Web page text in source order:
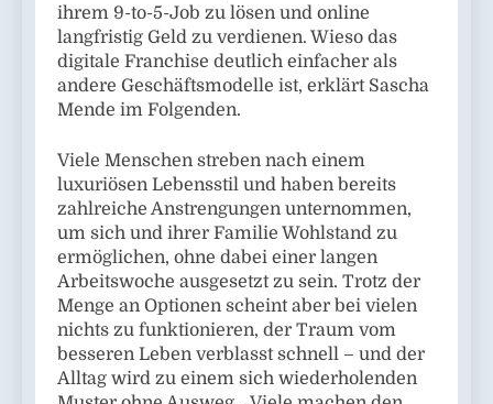
ihrem 9-to-5-Job zu lösen und online
langfristig Geld zu verdienen. Wieso das
digitale Franchise deutlich einfacher als
andere Geschäftsmodelle ist, erklärt Sascha
Mende im Folgenden.
Viele Menschen streben nach einem
luxuriösen Lebensstil und haben bereits
zahlreiche Anstrengungen unternommen,
um sich und ihrer Familie Wohlstand zu
ermöglichen, ohne dabei einer langen
Arbeitswoche ausgesetzt zu sein. Trotz der
Menge an Optionen scheint aber bei vielen
nichts zu funktionieren, der Traum vom
besseren Leben verblasst schnell – und der
Alltag wird zu einem sich wiederholenden